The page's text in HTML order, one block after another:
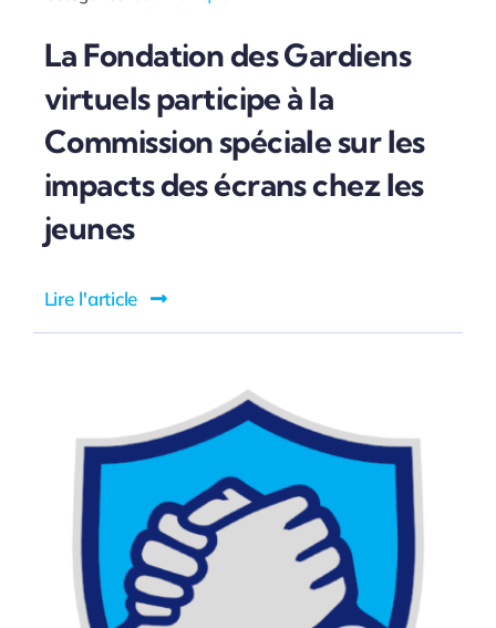
La Fondation des Gardiens
virtuels participe à la
Commission spéciale sur les
impacts des écrans chez les
jeunes
Lire l'article